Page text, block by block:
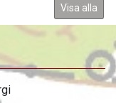
Visa alla